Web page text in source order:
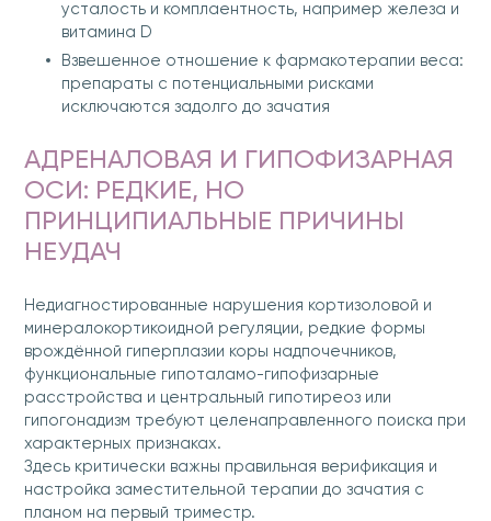
усталость и комплаентность, например железа и
витамина D
Взвешенное отношение к фармакотерапии веса:
препараты с потенциальными рисками
исключаются задолго до зачатия
АДРЕНАЛОВАЯ И ГИПОФИЗАРНАЯ
ОСИ: РЕДКИЕ, НО
ПРИНЦИПИАЛЬНЫЕ ПРИЧИНЫ
НЕУДАЧ
Недиагностированные нарушения кортизоловой и
минералокортикоидной регуляции, редкие формы
врождённой гиперплазии коры надпочечников,
функциональные гипоталамо-гипофизарные
расстройства и центральный гипотиреоз или
гипогонадизм требуют целенаправленного поиска при
характерных признаках.
Здесь критически важны правильная верификация и
настройка заместительной терапии до зачатия с
планом на первый триместр.